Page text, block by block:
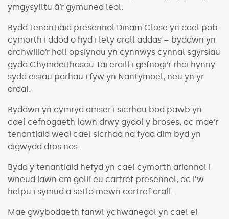
ymgysylltu â’r gymuned leol.
Bydd tenantiaid presennol Dinam Close yn cael pob
cymorth i ddod o hyd i lety arall addas – byddwn yn
archwilio’r holl opsiynau yn cynnwys cynnal sgyrsiau
gyda Chymdeithasau Tai eraill i gefnogi’r rhai hynny
sydd eisiau parhau i fyw yn Nantymoel, neu yn yr
ardal.
Byddwn yn cymryd amser i sicrhau bod pawb yn
cael cefnogaeth lawn drwy gydol y broses, ac mae’r
tenantiaid wedi cael sicrhad na fydd dim byd yn
digwydd dros nos.
Bydd y tenantiaid hefyd yn cael cymorth ariannol i
wneud iawn am golli eu cartref presennol, ac i’w
helpu i symud a setlo mewn cartref arall.
Mae gwybodaeth fanwl ychwanegol yn cael ei